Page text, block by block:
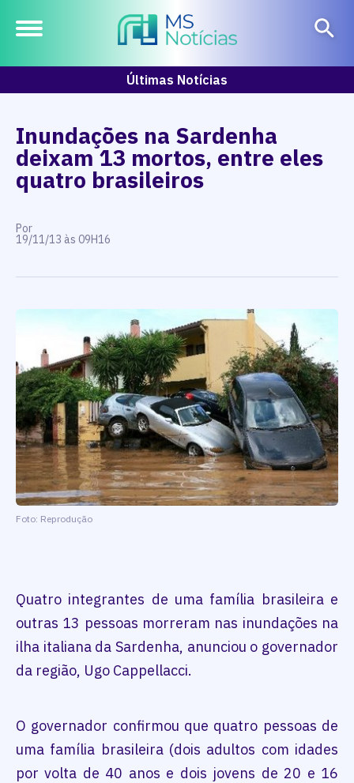
Últimas Notícias
Inundações na Sardenha
deixam 13 mortos, entre eles
quatro brasileiros
Por
19/11/13 às 09H16
Foto: Reprodução
Quatro integrantes de uma família brasileira e
outras 13 pessoas morreram nas inundações na
ilha italiana da Sardenha, anunciou o governador
da região, Ugo Cappellacci.
O governador confirmou que quatro pessoas de
uma família brasileira (dois adultos com idades
por volta de 40 anos e dois jovens de 20 e 16